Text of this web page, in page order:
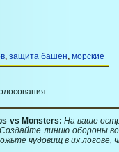
, защита башен, морские
vs Monsters: На ваше
линию обороны
чудовищ в их логове,